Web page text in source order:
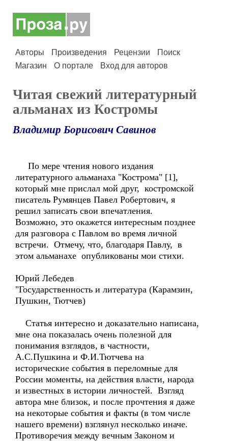
Авторы Произведения Рецензии
Поиск
Магазин
О портале Вход для авторов
Читая свежий литературный
альманах из Костромы
Владимир Борисович Савинов
По мере чтения нового издания
литературного альманаха "Кострома" [1],
который мне прислал мой друг, костромской
писатель Румянцев Павел Робертович, я
решил записать свои впечатления.
Возможно, это окажется интересным позднее
для разговора с Павлом во время личной
встречи. Отмечу, что, благодаря Павлу, в
этом альманахе опубликованы мои стихи.
Юрий Лебедев
"Государственность и литература (Карамзин,
Пушкин, Тютчев)
Статья интересно и доказательно написана,
мне она показалась очень полезной для
понимания взглядов, в частности,
А.С.Пушкина и Ф.И.Тютчева на
исторические события в переломные для
России моменты, на действия власти, народа
и известных в истории личностей. Взгляд
автора мне близок, и после прочтения я даже
на некоторые события и факты (в том числе
нашего времени) взглянул несколько иначе.
Противоречия между вечным Законом и